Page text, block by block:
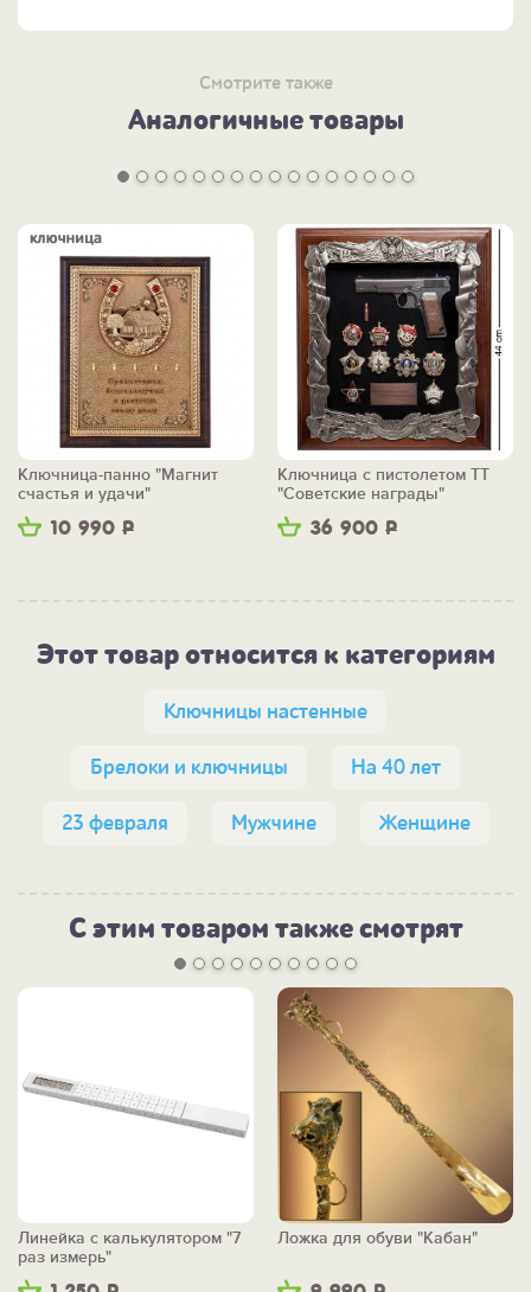
Смотрите также
Аналогичные товары
10 990 Р
Ключница-панно "Магнит
счастья и удачи"
36 900 Р
Ключница с пистолетом ТТ
"Советские награды"
Этот товар относится к категориям
Ключницы настенные
Брелоки и ключницы На 40 лет
23 февраля Мужчине Женщине
С этим товаром также смотрят
Линейка с калькулятором "7
раз измерь"
Ложка для обуви "Кабан"